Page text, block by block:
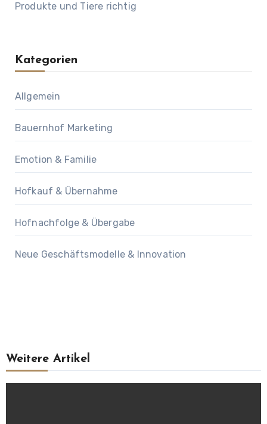
Produkte und Tiere richtig
Kategorien
Allgemein
Bauernhof Marketing
Emotion & Familie
Hofkauf & Übernahme
Hofnachfolge & Übergabe
Neue Geschäftsmodelle & Innovation
Weitere Artikel